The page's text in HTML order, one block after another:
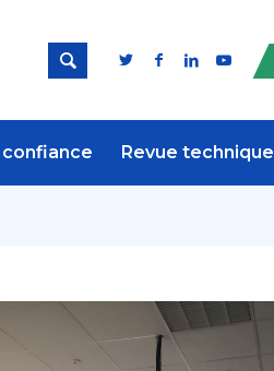

Revue technique